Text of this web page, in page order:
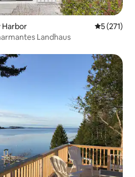
Harbor
5 (271)
Landhaus